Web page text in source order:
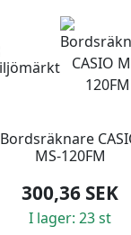
Bordsräknare
MS-120FM
300,36 SEK
I lager: 23 st